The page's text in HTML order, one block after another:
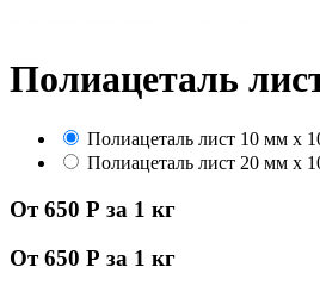
Полиацеталь
Полиацеталь лист 10 мм х
Полиацеталь лист 20 мм х
От 650 Р за 1 кг
От 650 Р за 1 кг